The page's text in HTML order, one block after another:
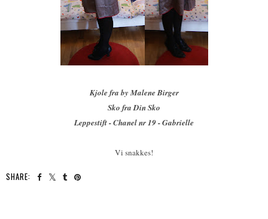
Kjole fra by Malene Birger
Sko fra Din Sko
Leppestift - Chanel nr 19 - Gabrielle
Vi snakkes!
SHARE: